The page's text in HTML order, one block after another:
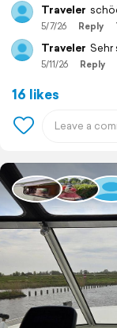
Traveler
5/7/26 Reply
Traveler Sehr
5/11/26 Reply
16 likes